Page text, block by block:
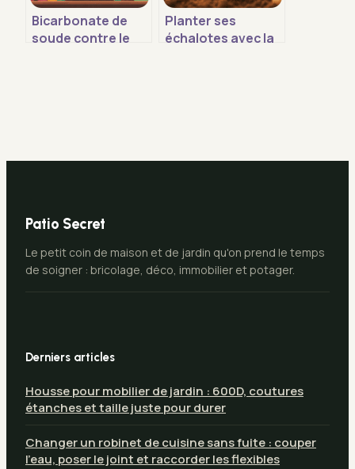
Bicarbonate de
soude contre le
Planter ses
échalotes avec la
Patio Secret
Le petit coin de maison et de jardin qu'on prend le temps
de soigner : bricolage, déco, immobilier et potager.
Derniers articles
Housse pour mobilier de jardin : 600D, coutures
étanches et taille juste pour durer
Changer un robinet de cuisine sans fuite : couper
l’eau, poser le joint et raccorder les flexibles